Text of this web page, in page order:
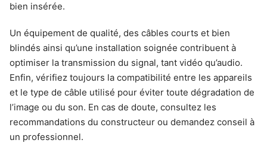
bien insérée.
Un équipement de qualité, des câbles courts et bien
blindés ainsi qu’une installation soignée contribuent à
optimiser la transmission du signal, tant vidéo qu’audio.
Enfin, vérifiez toujours la compatibilité entre les appareils
et le type de câble utilisé pour éviter toute dégradation de
l’image ou du son. En cas de doute, consultez les
recommandations du constructeur ou demandez conseil à
un professionnel.